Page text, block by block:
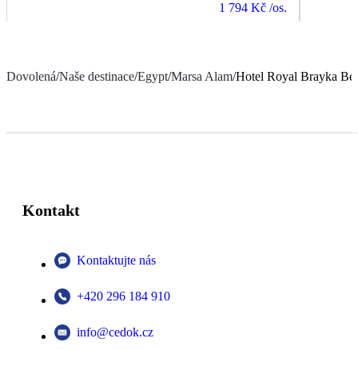
1 794 Kč /os.
Dovolená/Naše destinace/Egypt/Marsa Alam/Hotel Royal Brayka
Kontakt
Kontaktujte nás
+420 296 184 910
info@cedok.cz